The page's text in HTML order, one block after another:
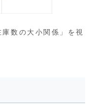
数の大小関係」を視